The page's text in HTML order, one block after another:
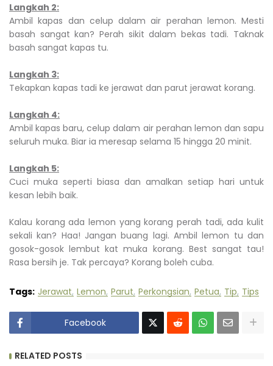
Langkah 2:
Ambil kapas dan celup dalam air perahan lemon. Mesti
basah sangat kan? Perah sikit dalam bekas tadi. Taknak
basah sangat kapas tu.
Langkah 3:
Tekapkan kapas tadi ke jerawat dan parut jerawat korang.
Langkah 4:
Ambil kapas baru, celup dalam air perahan lemon dan sapu
seluruh muka. Biar ia meresap selama 15 hingga 20 minit.
Langkah 5:
Cuci muka seperti biasa dan amalkan setiap hari untuk
kesan lebih baik.
Kalau korang ada lemon yang korang perah tadi, ada kulit
sekali kan? Haa! Jangan buang lagi. Ambil lemon tu dan
gosok-gosok lembut kat muka korang. Best sangat tau!
Rasa bersih je. Tak percaya? Korang boleh cuba.
Tags: Jerawat Lemon Parut Perkongsian Petua Tip Tips
Facebook
RELATED POSTS